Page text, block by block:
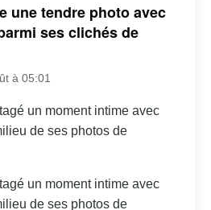
une tendre photo avec
ses clichés de
à 05:01
un moment intime avec
de ses photos de
un moment intime avec
de ses photos de